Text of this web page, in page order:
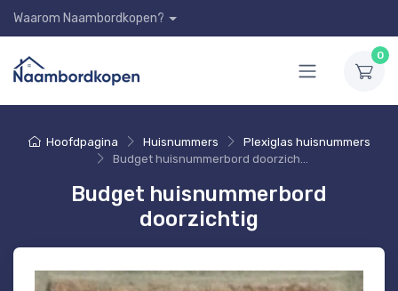
Waarom Naambordkopen?
0
Hoofdpagina Huisnummers
Plexiglas huisnummers
Budget huisnummerbord doorzichtig
Budget huisnummerbord
doorzichtig